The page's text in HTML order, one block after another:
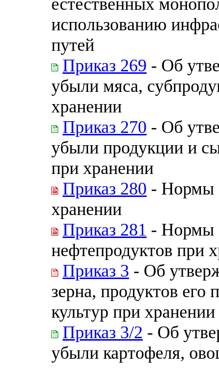
использованию
путей
Приказ 269 - Об
убыли мяса,
хранении
Приказ 270 - Об
убыли продукции и
при хранении
Приказ 280 - Нормы
хранении
Приказ 281 - Нормы
нефтепродуктов при
Приказ 3 - Об
зерна, продуктов его
культур при хранении
Приказ 3/2 - Об
убыли картофеля,